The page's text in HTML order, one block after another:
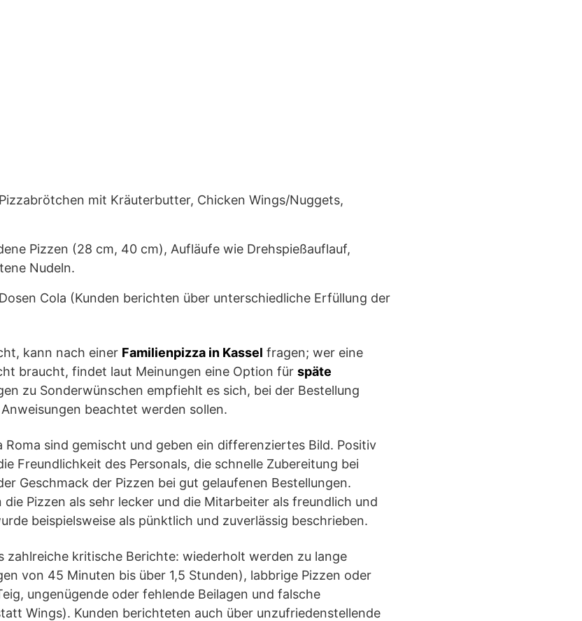
mit Kräuterbutter, Chicken Wings/Nuggets,
Pizzen (28 cm, 40 cm), Aufläufe wie Drehspießauflauf,
Nudeln.
Cola (Kunden berichten über unterschiedliche Erfüllung der
kann nach einer Familienpizza in Kassel fragen; wer eine
braucht, findet laut Meinungen eine Option für späte
zu Sonderwünschen empfiehlt es sich, bei der Bestellung
beachtet werden sollen.
Roma sind gemischt und geben ein differenziertes Bild. Positiv
Freundlichkeit des Personals, die schnelle Zubereitung bei
Geschmack der Pizzen bei gut gelaufenen Bestellungen.
Pizzen als sehr lecker und die Mitarbeiter als freundlich und
beispielsweise als pünktlich und zuverlässig beschrieben.
zahlreiche kritische Berichte: wiederholt werden zu lange
von 45 Minuten bis über 1,5 Stunden), labbrige Pizzen oder
ungenügende oder fehlende Beilagen und falsche
Wings). Kunden berichteten auch über unzufriedenstellende